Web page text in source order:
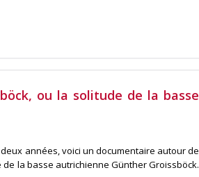
ou la solitude de la basse
années, voici un documentaire autour de
la basse autrichienne Günther Groissböck.